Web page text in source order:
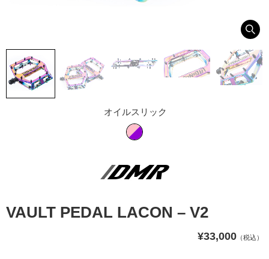
VAULT PEDAL LACON – V2
¥33,000 （税込）
オイルスリック